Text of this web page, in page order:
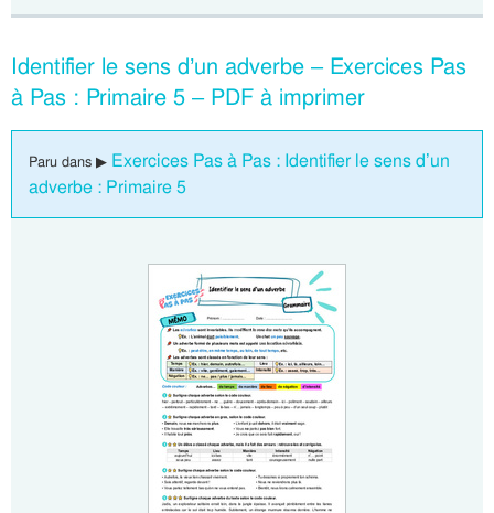
Identifier le sens d’un adverbe – Exercices Pas
à Pas : Primaire 5 – PDF à imprimer
Paru dans ▶ Exercices Pas à Pas : Identifier le sens d’un
adverbe : Primaire 5